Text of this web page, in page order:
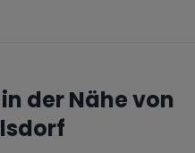
der Nähe von